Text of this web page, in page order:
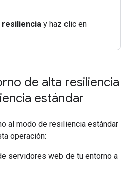
resiliencia y haz clic en
de alta resiliencia
estándar
al modo de resiliencia estándar
operación:
servidores web de tu entorno a